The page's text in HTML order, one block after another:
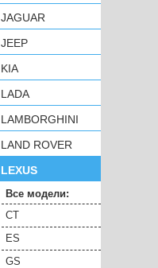
JAGUAR
JEEP
KIA
LADA
LAMBORGHINI
LAND ROVER
LEXUS
Все модели:
CT
ES
GS